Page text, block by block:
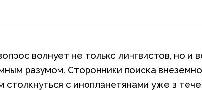
волнует не только лингвистов, но и
разумом. Сторонники поиска
столкнуться с инопланетянами уже в